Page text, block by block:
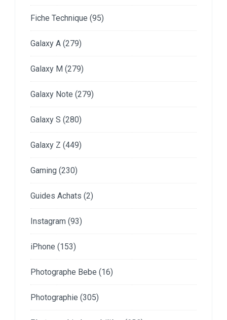
Fiche Technique (95)
Galaxy A (279)
Galaxy M (279)
Galaxy Note (279)
Galaxy S (280)
Galaxy Z (449)
Gaming (230)
Guides Achats (2)
Instagram (93)
iPhone (153)
Photographe Bebe (16)
Photographie (305)